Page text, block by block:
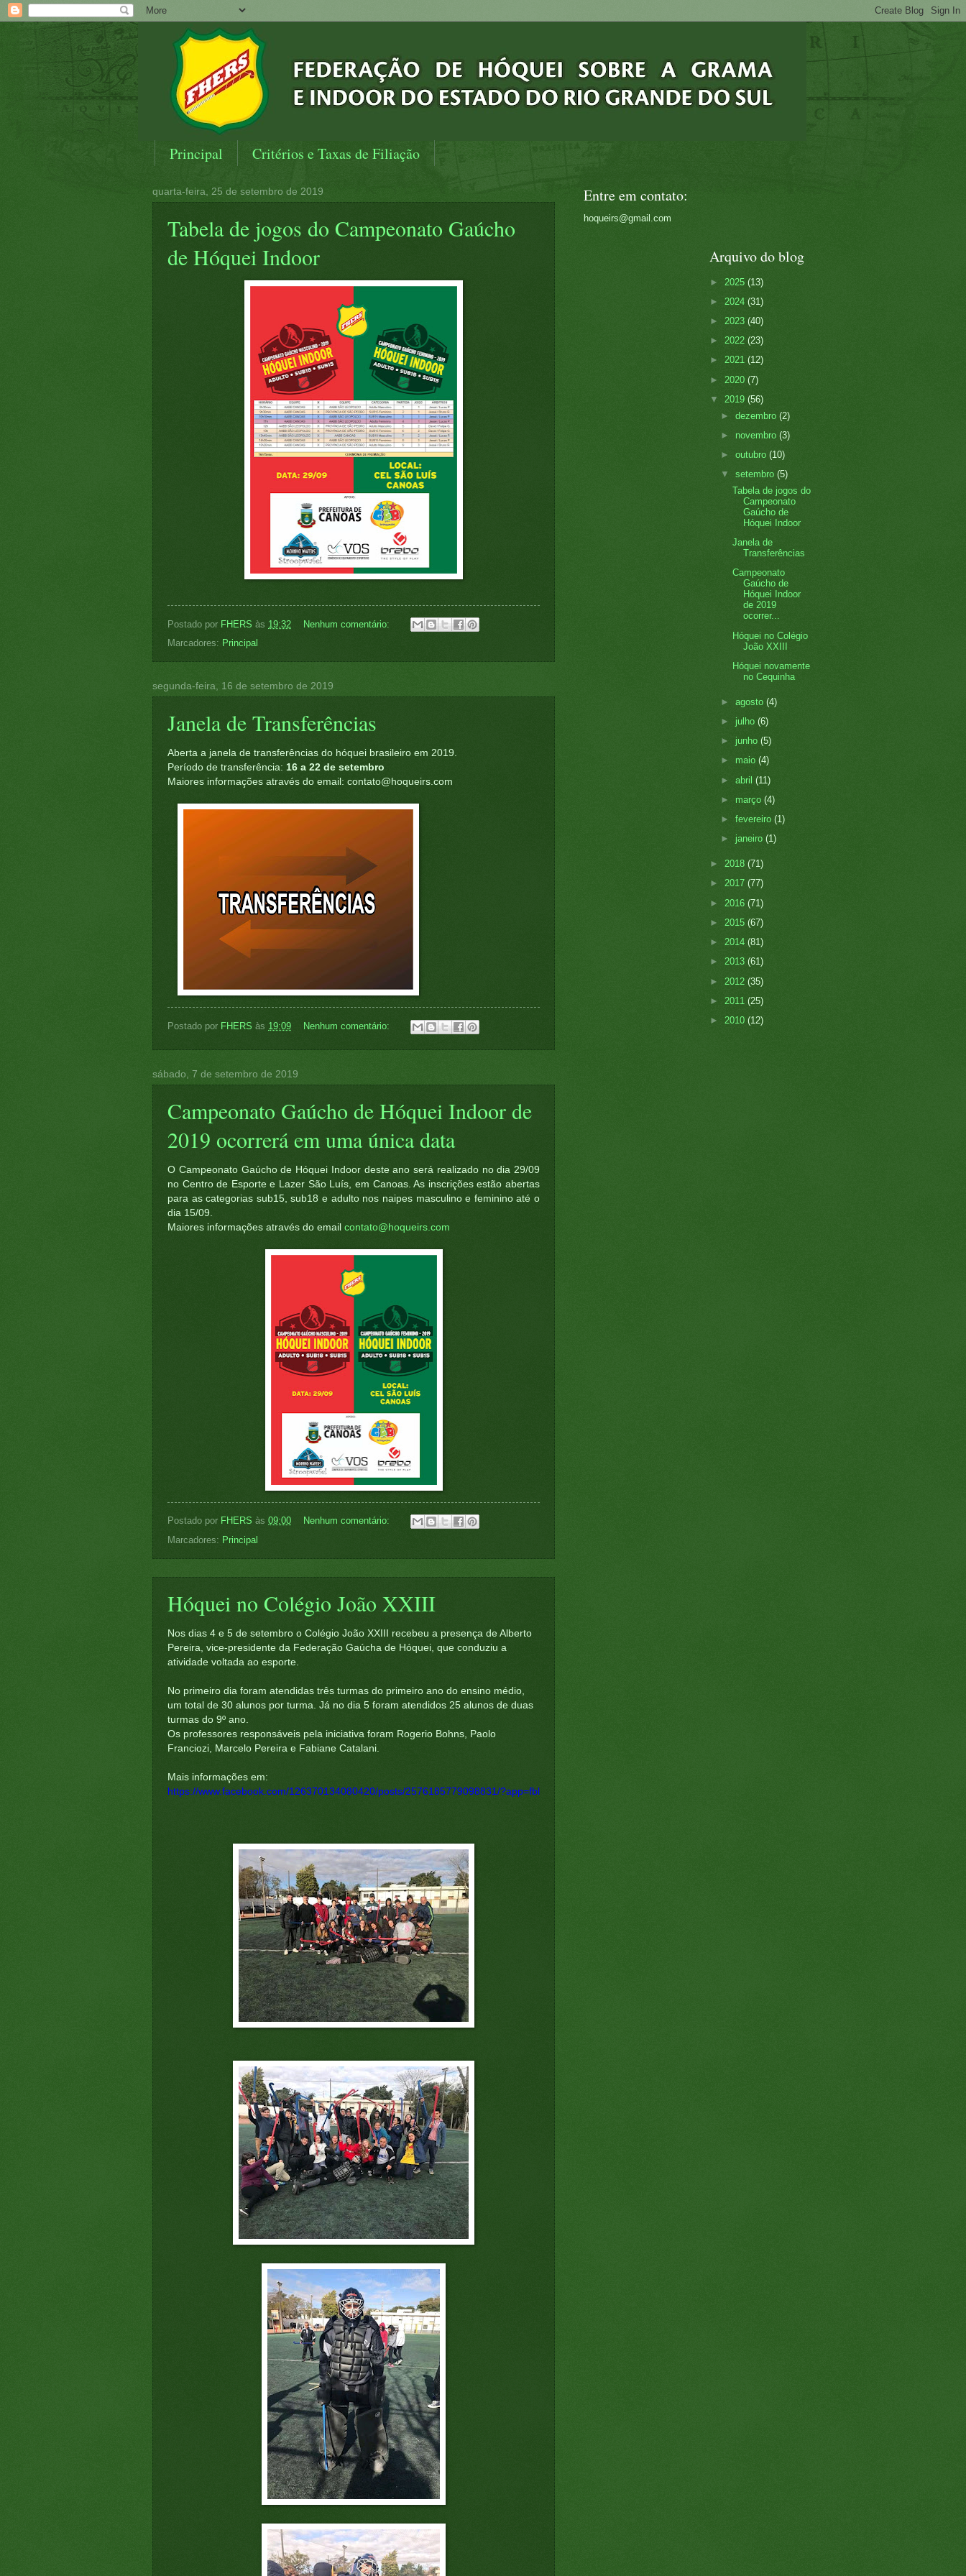
Principal Critérios e Taxas de Filiação
quarta-feira, 25 de setembro de 2019
Tabela de jogos do Campeonato Gaúcho
de Hóquei Indoor
Postado por FHERS às 19:32
Nenhum comentário:
Marcadores: Principal
segunda-feira, 16 de setembro de 2019
Janela de Transferências
Aberta a janela de transferências do hóquei brasileiro em 2019.
Período de transferência: 16 a 22 de setembro
Maiores informações através do email: contato@hoqueirs.com
Postado por FHERS às 19:09 Nenhum comentário:
sábado, 7 de setembro de 2019
Campeonato Gaúcho de Hóquei Indoor de
2019 ocorrerá em uma única data
O Campeonato Gaúcho de Hóquei Indoor deste ano será realizado no dia 29/09
no Centro de Esporte e Lazer São Luís, em Canoas. As inscrições estão abertas
para as categorias sub15, sub18 e adulto nos naipes masculino e feminino até o
dia 15/09.
Maiores informações através do email contato@hoqueirs.com
Postado por FHERS às 09:00
Nenhum comentário:
Marcadores: Principal
Hóquei no Colégio João XXIII
Nos dias 4 e 5 de setembro o Colégio João XXIII recebeu a presença de Alberto
Pereira, vice-presidente da Federação Gaúcha de Hóquei, que conduziu a
atividade voltada ao esporte.
No primeiro dia foram atendidas três turmas do primeiro ano do ensino médio,
um total de 30 alunos por turma. Já no dia 5 foram atendidos 25 alunos de duas
turmas do 9º ano.
Os professores responsáveis pela iniciativa foram Rogerio Bohns, Paolo
Franciozi, Marcelo Pereira e Fabiane Catalani.
Mais informações em:
https://www.facebook.com/126370134080420/posts/2576185779098831/?app=fbl
Entre em contato:
hoqueirs@gmail.com
Arquivo do blog
► 2025 (13)
► 2024 (31)
► 2023 (40)
► 2022 (23)
► 2021 (12)
► 2020 (7)
▼ 2019 (56)
►dezembro(2)
► novembro(3)
►outubro(10)
▼setembro(5)
Tabela de jogos do
Campeonato
Gaúcho de
Hóquei Indoor
Janela de
Transferências
Campeonato
Gaúcho de
Hóquei Indoor
de 2019
ocorrer...
Hóquei no Colégio
João XXIII
Hóquei novamente
no Cequinha
►agosto(4)
►julho(6)
►junho(5)
► maio(4)
►abril(11)
► março(4)
►fevereiro(1)
►janeiro(1)
► 2018 (71)
► 2017 (77)
► 2016 (71)
► 2015 (67)
► 2014 (81)
► 2013 (61)
► 2012 (35)
► 2011 (25)
► 2010 (12)